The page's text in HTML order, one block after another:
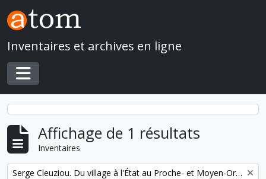
Skip to main content
Inventaires et archives en ligne
Toggle navigation
Affichage de 1 résultats
Inventaires
Remove filter:
Serge Cleuziou. Du village à l'État au Proche- et Moyen-Orient